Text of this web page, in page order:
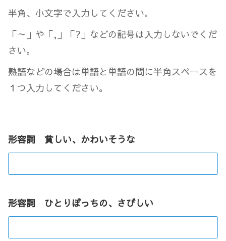
半角、小文字で入力してください。
「～」や「,」「?」などの記号は入力しないでくだ
さい。
熟語などの場合は単語と単語の間に半角スペースを
１つ入力してください。
形容詞 貧しい、かわいそうな
形容詞 ひとりぼっちの、さびしい